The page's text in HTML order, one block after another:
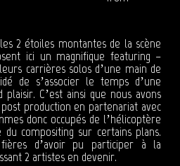
2 étoiles montantes de la scène
ici un magnifique featuring –
carrières solos d’une main de
de s’associer le temps d’une
C’est ainsi que nous avons
production en partenariat avec
donc occupés de l’hélicoptère
compositing sur certains plans.
d’avoir pu participer à la
2 artistes en devenir.